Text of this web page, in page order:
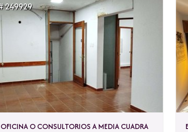
249929
OFICINA O CONSULTORIOS A MEDIA CUADRA